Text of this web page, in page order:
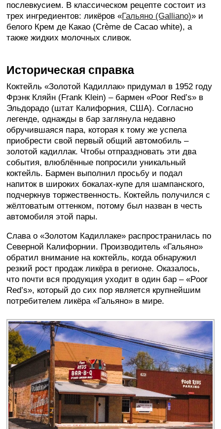
послевкусием. В классическом рецепте состоит из
трех ингредиентов: ликёров «Гальяно (Galliano)» и
белого Крем де Какао (Crème de Cacao white), а
также жидких молочных сливок.
Историческая справка
Коктейль «Золотой Кадиллак» придумал в 1952 году
Фрэнк Кляйн (Frank Klein) – бармен «Poor Red’s» в
Эльдорадо (штат Калифорния, США). Согласно
легенде, однажды в бар заглянула недавно
обручившаяся пара, которая к тому же успела
приобрести свой первый общий автомобиль –
золотой кадиллак. Чтобы отпраздновать эти два
события, влюблённые попросили уникальный
коктейль. Бармен выполнил просьбу и подал
напиток в широких бокалах-купе для шампанского,
подчеркнув торжественность. Коктейль получился с
жёлтоватым оттенком, потому был назван в честь
автомобиля этой пары.
Слава о «Золотом Кадиллаке» распространилась по
Северной Калифорнии. Производитель «Гальяно»
обратил внимание на коктейль, когда обнаружил
резкий рост продаж ликёра в регионе. Оказалось,
что почти вся продукция уходит в один бар – «Poor
Red’s», который до сих пор является крупнейшим
потребителем ликёра «Гальяно» в мире.